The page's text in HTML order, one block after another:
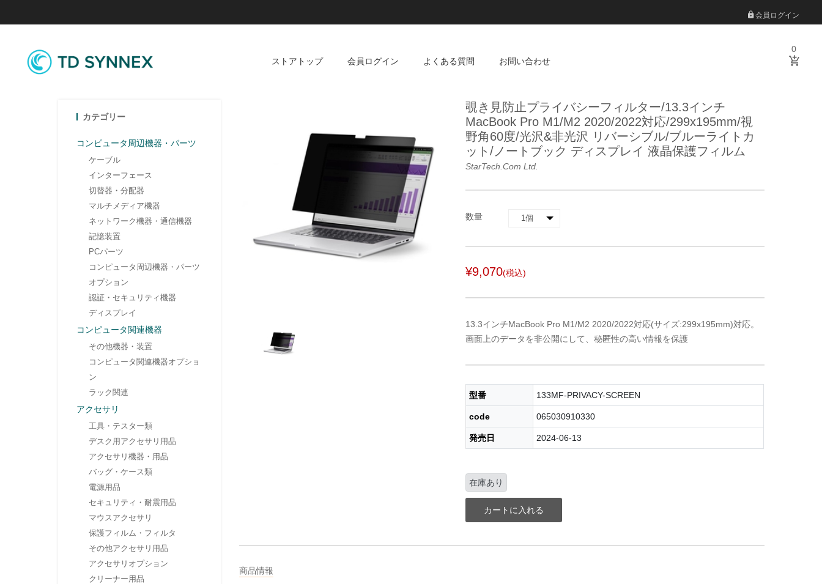
会員ログイン
ストアトップ 会員ログイン よくある質問 お問い合わせ
0
覗き見防止プライバシーフィルター/13.3インチ
MacBook Pro M1/M2 2020/2022対応/299x195mm/視
野角60度/光沢&非光沢 リバーシブル/ブルーライトカ
ット/ノートブック ディスプレイ 液晶保護フィルム
StarTech.com Ltd.
数量
¥9,070(税込)
13.3インチMacBook Pro M1/M2 2020/2022対応(サイズ:299x195mm)対応。
画面上のデータを非公開にして、秘匿性の高い情報を保護
型番 133MF-PRIVACY-SCREEN
code 065030910330
発売日 2024-06-13
在庫あり
カートに入れる
商品情報
カテゴリー
コンピュータ周辺機器・パーツ
ケーブル
インターフェース
切替器・分配器
マルチメディア機器
ネットワーク機器・通信機器
記憶装置
PCパーツ
コンピュータ周辺機器・パーツ
オプション
認証・セキュリティ機器
ディスプレイ
コンピュータ関連機器
その他機器・装置
コンピュータ関連機器オプショ
ン
ラック関連
アクセサリ
工具・テスター類
デスク用アクセサリ用品
アクセサリ機器・用品
バッグ・ケース類
電源用品
セキュリティ・耐震用品
マウスアクセサリ
保護フィルム・フィルタ
その他アクセサリ用品
アクセサリオプション
クリーナー用品